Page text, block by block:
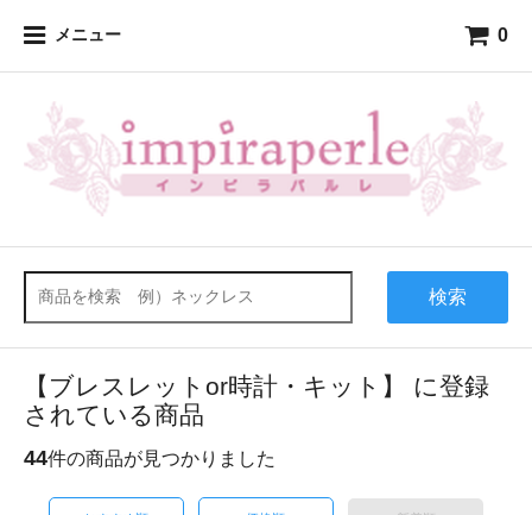
メニュー 0
検索
【ブレスレットor時計・キット】 に登録
されている商品
44件の商品が見つかりました